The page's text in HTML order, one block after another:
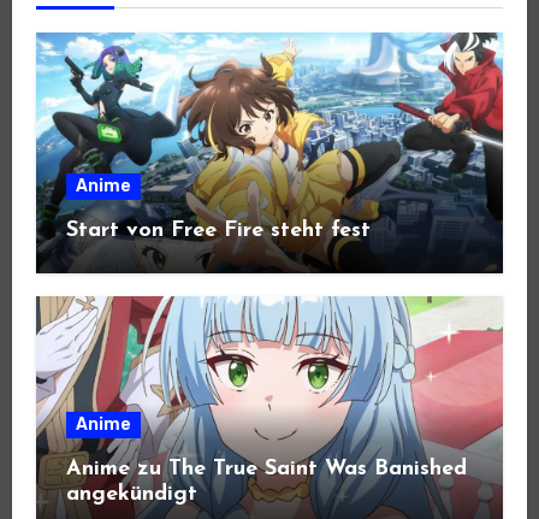
Anime
Start von Free Fire steht fest
Anime
Anime zu The True Saint Was Banished
angekündigt